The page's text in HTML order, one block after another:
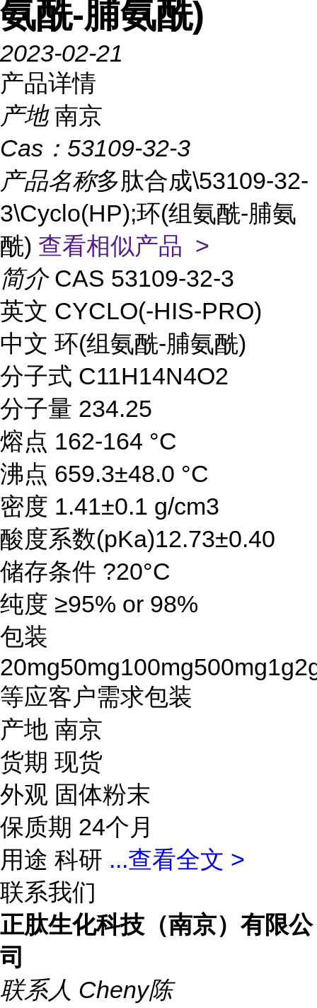
氨酰-脯氨酰)
2023-02-21
产品详情
产地 南京
Cas： 53109-32-3
产品名称多肽合成\53109-32-
3\Cyclo(HP);环(组氨酰-脯氨
酰) 查看相似产品 >
简介 CAS 53109-32-3
英文 CYCLO(-HIS-PRO)
中文 环(组氨酰-脯氨酰)
分子式 C11H14N4O2
分子量 234.25
熔点 162-164 °C
沸点 659.3±48.0 °C
密度 1.41±0.1 g/cm3
酸度系数(pKa)12.73±0.40
储存条件 ?20°C
纯度 ≥95% or 98%
包装
等应客户需求包装
产地 南京
货期 现货
外观 固体粉末
保质期 24个月
用途 科研 ...查看全文 >
联系我们
正肽生化科技（南京）有限公
司
联系人 Cheny陈